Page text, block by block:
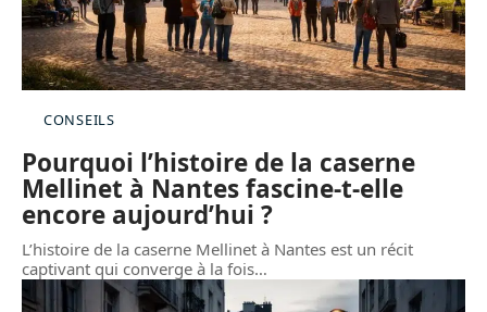
CONSEILS
Pourquoi l’histoire de la caserne
Mellinet à Nantes fascine-t-elle
encore aujourd’hui ?
L’histoire de la caserne Mellinet à Nantes est un récit
captivant qui converge à la fois…